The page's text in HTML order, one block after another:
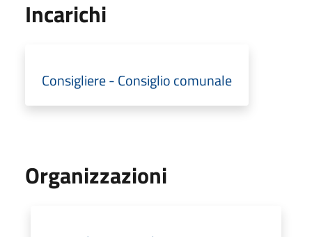
Incarichi
Consigliere - Consiglio comunale
Organizzazioni